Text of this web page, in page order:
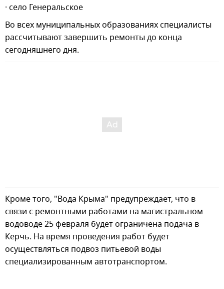
· село Генеральское
Во всех муниципальных образованиях специалисты
рассчитывают завершить ремонты до конца
сегодняшнего дня.
Кроме того, "Вода Крыма" предупреждает, что в
связи с ремонтными работами на магистральном
водоводе 25 февраля будет ограничена подача в
Керчь. На время проведения работ будет
осуществляться подвоз питьевой воды
специализированным автотранспортом.